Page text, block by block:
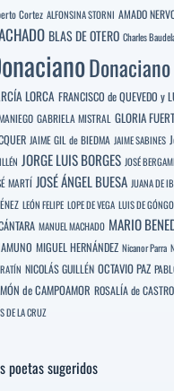
Cortez ALFONSINA STORNI AMADO
BLAS DE OTERO Charles
Donaciano
LORCA FRANCISCO de QUEVEDO y
GABRIELA MISTRAL GLORIA
JAIME GIL de BIEDMA JAIME SABINES
JORGE LUIS BORGES JOSÉ
MARTÍ JOSÉ ÁNGEL BUESA JUANA DE
LEÓN FELIPE LOPE DE VEGA LUIS DE
MANUEL MACHADO MARIO
MIGUEL HERNÁNDEZ Nicanor Parra
NICOLÁS GUILLÉN OCTAVIO PAZ
de CAMPOAMOR ROSALÍA de CASTRO
DE LA CRUZ
poetas sugeridos